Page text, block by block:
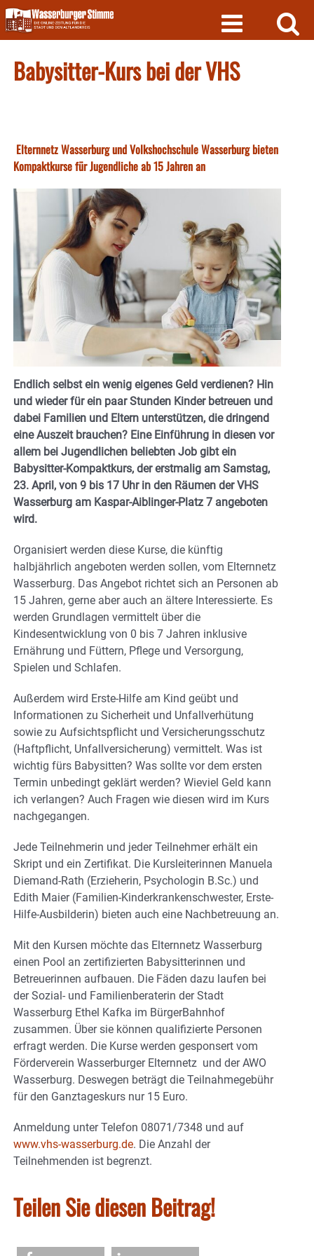
Skip
to
content
Babysitter-Kurs bei der VHS
Elternnetz Wasserburg und Volkshochschule Wasserburg bieten
Kompaktkurse für Jugendliche ab 15 Jahren an
Endlich selbst ein wenig eigenes Geld verdienen? Hin
und wieder für ein paar Stunden Kinder betreuen und
dabei Familien und Eltern unterstützen, die dringend
eine Auszeit brauchen? Eine Einführung in diesen vor
allem bei Jugendlichen beliebten Job gibt ein
Babysitter-Kompaktkurs, der erstmalig am Samstag,
23. April, von 9 bis 17 Uhr in den Räumen der VHS
Wasserburg am Kaspar-Aiblinger-Platz 7 angeboten
wird.
Organisiert werden diese Kurse, die künftig
halbjährlich angeboten werden sollen, vom Elternnetz
Wasserburg. Das Angebot richtet sich an Personen ab
15 Jahren, gerne aber auch an ältere Interessierte. Es
werden Grundlagen vermittelt über die
Kindesentwicklung von 0 bis 7 Jahren inklusive
Ernährung und Füttern, Pflege und Versorgung,
Spielen und Schlafen.
Außerdem wird Erste-Hilfe am Kind geübt und
Informationen zu Sicherheit und Unfallverhütung
sowie zu Aufsichtspflicht und Versicherungsschutz
(Haftpflicht, Unfallversicherung) vermittelt. Was ist
wichtig fürs Babysitten? Was sollte vor dem ersten
Termin unbedingt geklärt werden? Wieviel Geld kann
ich verlangen? Auch Fragen wie diesen wird im Kurs
nachgegangen.
Jede Teilnehmerin und jeder Teilnehmer erhält ein
Skript und ein Zertifikat. Die Kursleiterinnen Manuela
Diemand-Rath (Erzieherin, Psychologin B.Sc.) und
Edith Maier (Familien-Kinderkrankenschwester, Erste-
Hilfe-Ausbilderin) bieten auch eine Nachbetreuung an.
Mit den Kursen möchte das Elternnetz Wasserburg
einen Pool an zertifizierten Babysitterinnen und
Betreuerinnen aufbauen. Die Fäden dazu laufen bei
der Sozial- und Familienberaterin der Stadt
Wasserburg Ethel Kafka im BürgerBahnhof
zusammen. Über sie können qualifizierte Personen
erfragt werden. Die Kurse werden gesponsert vom
Förderverein Wasserburger Elternnetz und der AWO
Wasserburg. Deswegen beträgt die Teilnahmegebühr
für den Ganztageskurs nur 15 Euro.
Anmeldung unter Telefon 08071/7348 und auf
www.vhs-wasserburg.de. Die Anzahl der
Teilnehmenden ist begrenzt.
Teilen Sie diesen Beitrag!